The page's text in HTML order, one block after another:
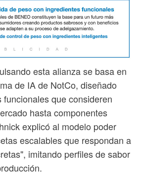
esta alianza se basa en
de IA de NotCo, diseñado
funcionales que consideren
hasta componentes
explicó al modelo poder
escalables que respondan a
imitando perfiles de sabor